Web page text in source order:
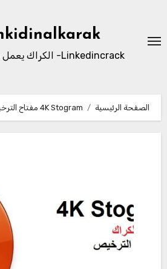
المحتوى
Linkedincrack- الكراك يعمل مثل السحر.
الصفحة الرئيسية 4K Stogram مفتاح الترخيص